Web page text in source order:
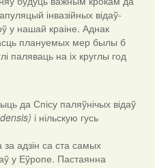
інвазійных відаў-
у нашай краіне. Аднак
плануемых мер былы б
паляваць на іх круглы год
да Спісу паляўнічых відаў
і нільскую гусь
адзін са ста самых
у Еўропе. Пастаянна